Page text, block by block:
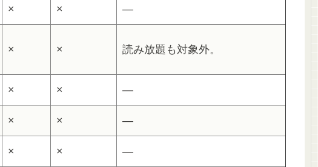
× × ―
× × 読み放題も対象外。
× × ―
× × ―
× × ―